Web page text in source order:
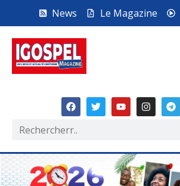
News Le Magazine